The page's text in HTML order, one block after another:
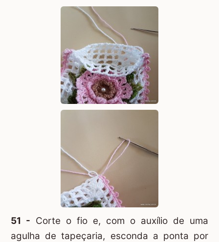
51 - Corte o fio e, com o auxílio de uma
agulha de tapeçaria, esconda a ponta por